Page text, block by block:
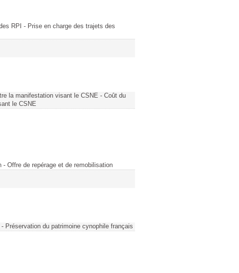
RPI - Prise en charge des trajets des
la manifestation visant le CSNE - Coût du
le CSNE
Offre de repérage et de remobilisation
Préservation du patrimoine cynophile français